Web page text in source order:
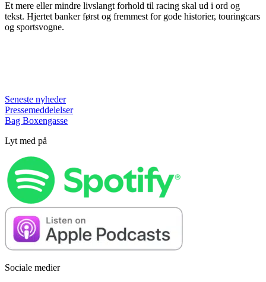
Et mere eller mindre livslangt forhold til racing skal ud i ord og
tekst. Hjertet banker først og fremmest for gode historier, touringcars
og sportsvogne.
Seneste nyheder
Pressemeddelelser
Bag Boxengasse
Lyt med på
Sociale medier